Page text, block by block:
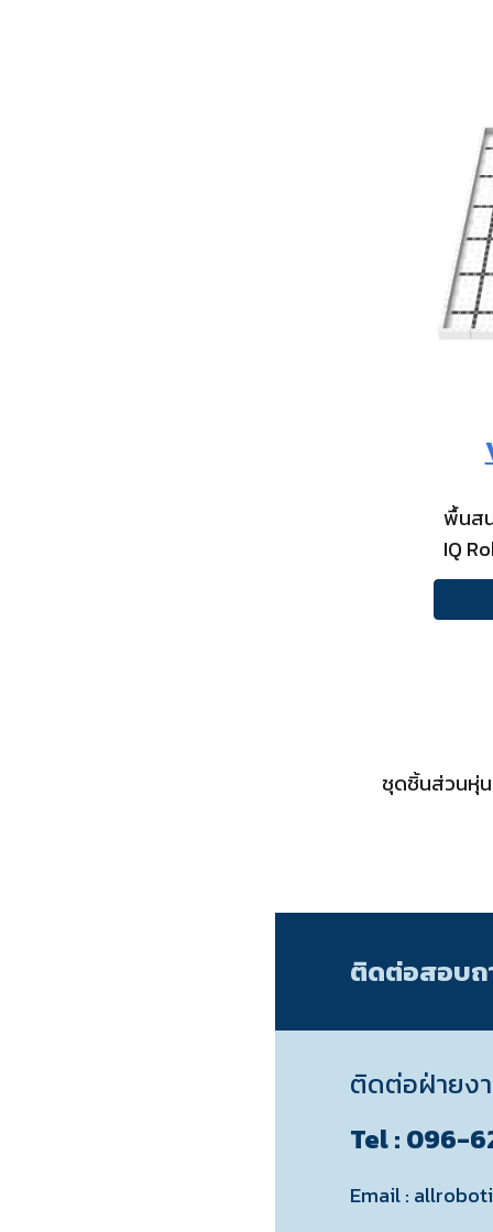
พื้นส
IQ
ชุดชิ้นส่วนหุ่น
ติดต่อสอบถ
ติดต่อฝ่ายง
Tel : 096-
Email :